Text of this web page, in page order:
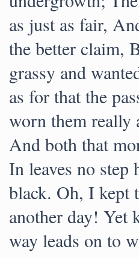
as just as fair,
the better claim,
grassy and
as for that the
worn them really
And both that
In leaves no step
black. Oh, I kept
another day! Yet
way leads on to